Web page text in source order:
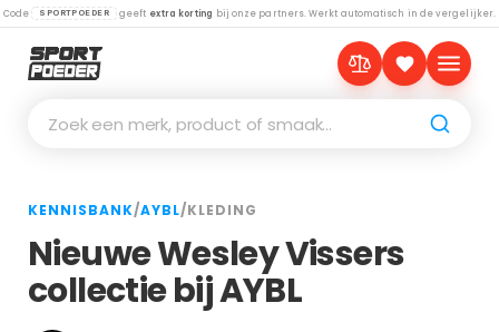
Code SPORTPOEDER geeft extra korting bij onze partners. Werkt automatisch in de vergelijker.
Zoek een merk, product of smaak…
KENNISBANK/AYBL/KLEDING
Nieuwe Wesley Vissers
collectie bij AYBL